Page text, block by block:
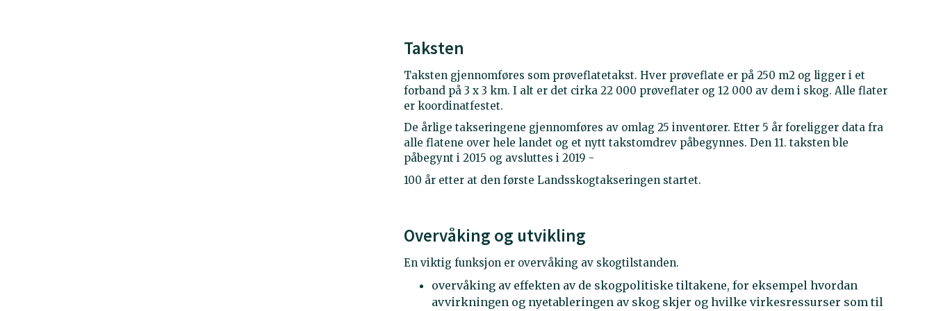
Taksten
Taksten gjennomføres som prøveflatetakst. Hver prøveflate er på 250 m2 og ligger i et
forband på 3 x 3 km. I alt er det cirka 22 000 prøveflater og 12 000 av dem i skog. Alle flater
er koordinatfestet.
De årlige takseringene gjennomføres av omlag 25 inventører. Etter 5 år foreligger data fra
alle flatene over hele landet og et nytt takstomdrev påbegynnes. Den 11. taksten ble
påbegynt i 2015 og avsluttes i 2019 -
100 år etter at den første Landsskogtakseringen startet.
Overvåking og utvikling
En viktig funksjon er overvåking av skogtilstanden.
overvåking av effekten av de skogpolitiske tiltakene, for eksempel hvordan
avvirkningen og nyetableringen av skog skjer og hvilke virkesressurser som til